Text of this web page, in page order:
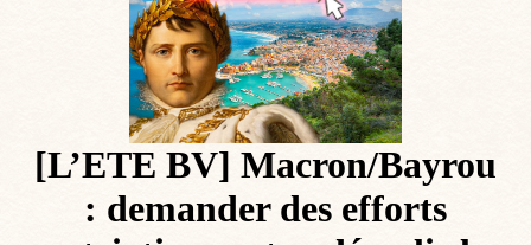
[L’ETE BV] Macron/Bayrou
: demander des efforts